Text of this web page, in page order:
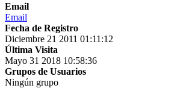
Email
Email
Fecha de Registro
Diciembre 21 2011 01:11:12
Última Visita
Mayo 31 2018 10:58:36
Grupos de Usuarios
Ningún grupo